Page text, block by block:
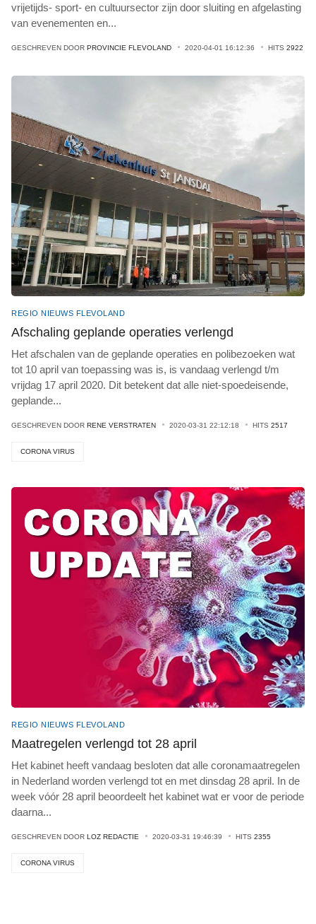
vrijetijds- sport- en cultuursector zijn door sluiting en afgelasting
van evenementen en...
GESCHREVEN DOOR PROVINCIE FLEVOLAND 2020-04-01 16:12:36 HITS 2922
REGIO NIEUWS FLEVOLAND
Afschaling geplande operaties verlengd
Het afschalen van de geplande operaties en polibezoeken wat
tot 10 april van toepassing was is, is vandaag verlengd t/m
vrijdag 17 april 2020. Dit betekent dat alle niet-spoedeisende,
geplande...
GESCHREVEN DOOR RENE VERSTRATEN 2020-03-31 22:12:18 HITS 2517
CORONA VIRUS
REGIO NIEUWS FLEVOLAND
Maatregelen verlengd tot 28 april
Het kabinet heeft vandaag besloten dat alle coronamaatregelen
in Nederland worden verlengd tot en met dinsdag 28 april. In de
week vóór 28 april beoordeelt het kabinet wat er voor de periode
daarna...
GESCHREVEN DOOR LOZ REDACTIE 2020-03-31 19:46:39 HITS 2355
CORONA VIRUS